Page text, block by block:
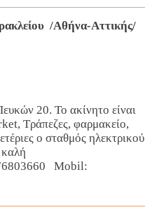
/Αθήνα-Αττικής/
20. Το ακίνητο είναι
Τράπεζες, φαρμακείο,
ο σταθμός ηλεκτρικού
καλή
Mobil: